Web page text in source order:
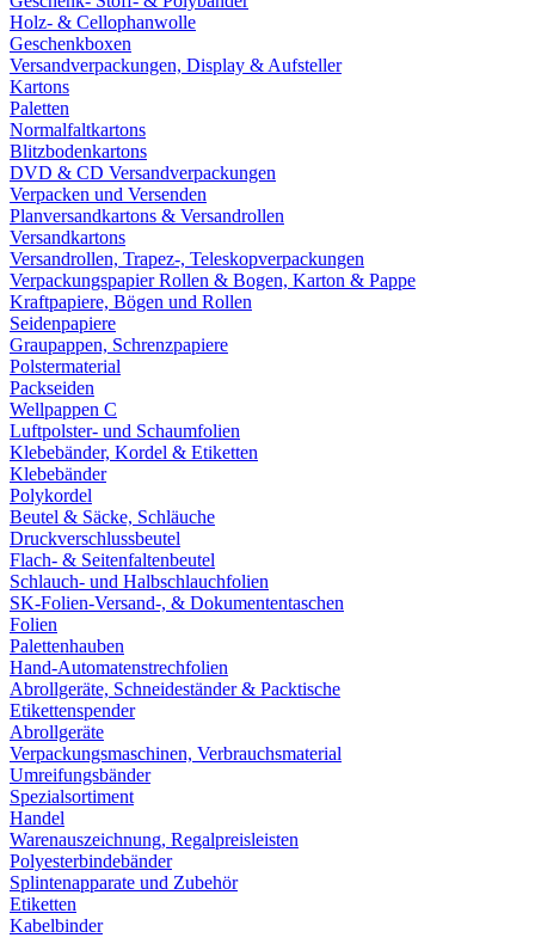
Holz- & Cellophanwolle
Geschenkboxen
Versandverpackungen, Display & Aufsteller
Kartons
Paletten
Normalfaltkartons
Blitzbodenkartons
DVD & CD Versandverpackungen
Verpacken und Versenden
Planversandkartons & Versandrollen
Versandkartons
Versandrollen, Trapez-, Teleskopverpackungen
Verpackungspapier Rollen & Bogen, Karton & Pappe
Kraftpapiere, Bögen und Rollen
Seidenpapiere
Graupappen, Schrenzpapiere
Polstermaterial
Packseiden
Wellpappen C
Luftpolster- und Schaumfolien
Klebebänder, Kordel & Etiketten
Klebebänder
Polykordel
Beutel & Säcke, Schläuche
Druckverschlussbeutel
Flach- & Seitenfaltenbeutel
Schlauch- und Halbschlauchfolien
SK-Folien-Versand-, & Dokumententaschen
Folien
Palettenhauben
Hand-Automatenstrechfolien
Abrollgeräte, Schneideständer & Packtische
Etikettenspender
Abrollgeräte
Verpackungsmaschinen, Verbrauchsmaterial
Umreifungsbänder
Spezialsortiment
Handel
Warenauszeichnung, Regalpreisleisten
Polyesterbindebänder
Splintenapparate und Zubehör
Etiketten
Kabelbinder